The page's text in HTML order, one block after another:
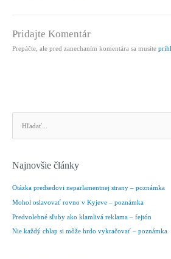
Pridajte Komentár
Prepáčte, ale pred zanechaním komentára sa musíte
a
:
Najnovšie články
Otázka predsedovi neparlamentnej strany – poznámka
Mohol oslavovať rovno v Kyjeve – poznámka
Predvolebné sľuby ako klamlivá reklama – fejtón
Nie každý chlap si môže hrdo vykračovať – poznámka